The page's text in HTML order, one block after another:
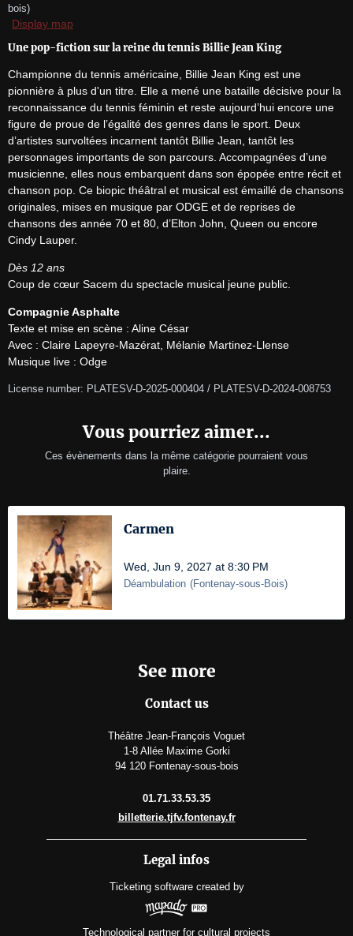
bois)
Display map
Une pop-fiction sur la reine du tennis Billie Jean King
Championne du tennis américaine, Billie Jean King est une
pionnière à plus d'un titre. Elle a mené une bataille décisive pour la
reconnaissance du tennis féminin et reste aujourd’hui encore une
figure de proue de l’égalité des genres dans le sport. Deux
d’artistes survoltées incarnent tantôt Billie Jean, tantôt les
personnages importants de son parcours. Accompagnées d’une
musicienne, elles nous embarquent dans son épopée entre récit et
chanson pop. Ce biopic théâtral et musical est émaillé de chansons
originales, mises en musique par ODGE et de reprises de
chansons des année 70 et 80, d’Elton John, Queen ou encore
Cindy Lauper.
Dès 12 ans
Coup de cœur Sacem du spectacle musical jeune public.
Compagnie Asphalte
Texte et mise en scène : Aline César
Avec : Claire Lapeyre-Mazérat, Mélanie Martinez-Llense
Musique live : Odge
License number: PLATESV-D-2025-000404 / PLATESV-D-2024-008753
Vous pourriez aimer...
Ces évènements dans la même catégorie pourraient vous
plaire.
Carmen
Wed, Jun 9, 2027 at 8:30 PM
Déambulation (Fontenay-sous-Bois)
See more
Contact us
Théâtre Jean-François Voguet
1-8 Allée Maxime Gorki
94 120 Fontenay-sous-bois
01.71.33.53.35
billetterie.tjfv.fontenay.fr
Legal infos
Ticketing software created by
Technological partner for cultural projects